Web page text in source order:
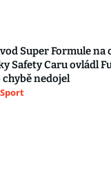
Super Formule na
Safety Caru ovládl
chybě nedojel
Sport